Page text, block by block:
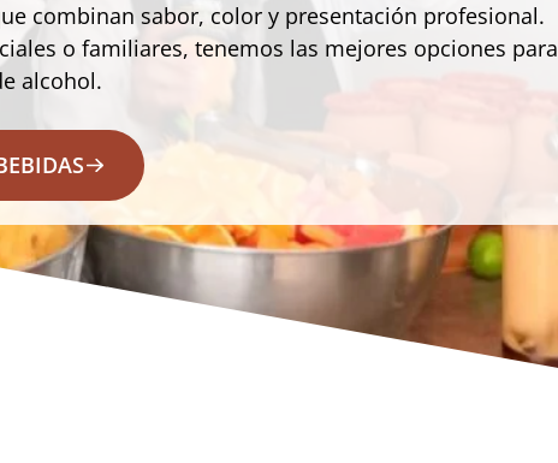
combinan sabor, color y presentación profesional.
o familiares, tenemos las mejores opciones para
alcohol.